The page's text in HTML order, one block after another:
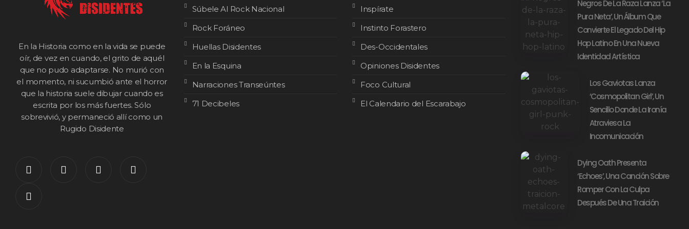
En la Historia como en la vida se puede
oír, de vez en cuando, el grito de aquél
que no pudo adaptarse. No murió con
el momento, ni sucumbió ante el horror
que la historia suele dibujar cuando es
escrita por los más fuertes. Sólo
sobrevivió, y permaneció allí como un
Rugido Disidente
Súbele Al Rock Nacional
Rock Foráneo
Huellas Disidentes
En la Esquina
Narraciones Transeúntes
71 Decibeles
Inspírate
Instinto Forastero
Des-Occidentales
Opiniones Disidentes
Foco Cultural
El Calendario del Escarabajo
Negros De La Raza Lanza ‘La
Pura Neta’, Un Álbum Que
Convierte El Legado Del Hip
Hop Latino En Una Nueva
Identidad Artística
Los Gaviotas Lanza
‘Cosmopolitan Girl’, Un
Sencillo Donde La Ironía
Atraviesa La
Incomunicación
Dying Oath Presenta
‘Echoes’, Una Canción Sobre
Romper Con La Culpa
Después De Una Traición